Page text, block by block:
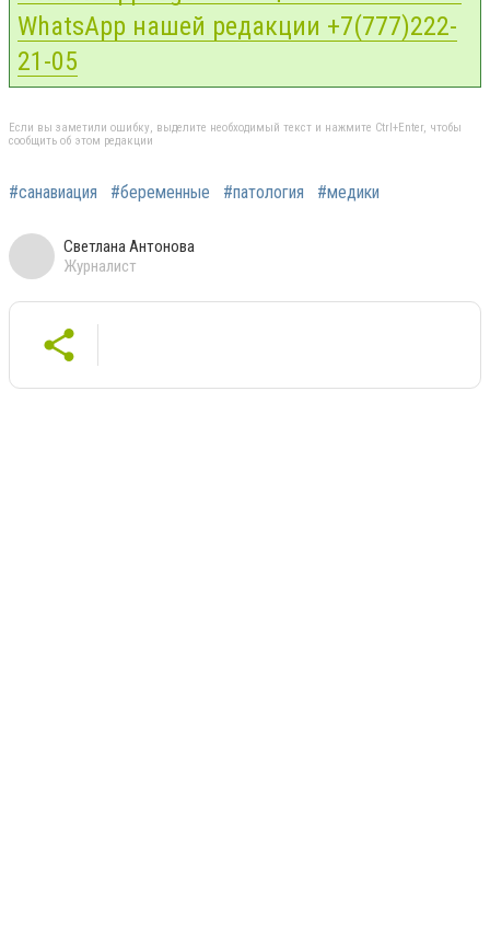
WhatsApp нашей редакции +7(777)222-
21-05
Если вы заметили ошибку, выделите необходимый текст и нажмите Ctrl+Enter, чтобы
сообщить об этом редакции
#санавиация #беременные #патология #медики
Светлана Антонова
Журналист